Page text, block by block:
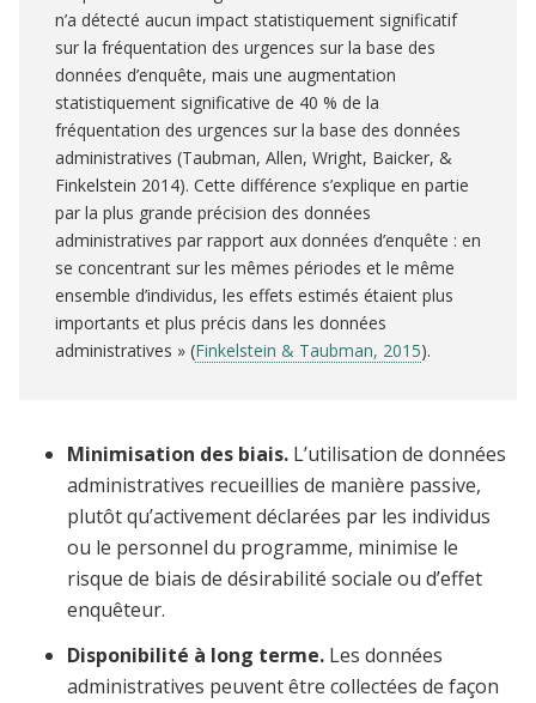
n’a détecté aucun impact statistiquement significatif
sur la fréquentation des urgences sur la base des
données d’enquête, mais une augmentation
statistiquement significative de 40 % de la
fréquentation des urgences sur la base des données
administratives (Taubman, Allen, Wright, Baicker, &
Finkelstein 2014). Cette différence s’explique en partie
par la plus grande précision des données
administratives par rapport aux données d’enquête : en
se concentrant sur les mêmes périodes et le même
ensemble d’individus, les effets estimés étaient plus
importants et plus précis dans les données
administratives » (Finkelstein & Taubman, 2015).
Minimisation des biais. L’utilisation de données
administratives recueillies de manière passive,
plutôt qu’activement déclarées par les individus
ou le personnel du programme, minimise le
risque de biais de désirabilité sociale ou d’effet
enquêteur.
Disponibilité à long terme. Les données
administratives peuvent être collectées de façon